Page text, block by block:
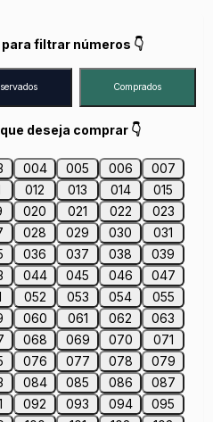
filtrar números 👇
Comprados
deseja comprar 👇
004 005 006
007
012 013 014
015
020 021 022
023
028 029 030
031
036 037 038
039
044 045 046
047
052 053 054
055
060 061 062
063
068 069 070
071
076 077 078
079
084 085 086
087
092 093 094
095